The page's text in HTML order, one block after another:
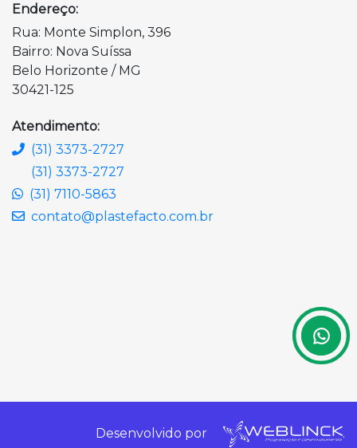
Endereço:
Rua: Monte Simplon, 396
Bairro: Nova Suíssa
Belo Horizonte / MG
30421-125
Atendimento:
(31) 3373-2727
(31) 3373-2727
(31) 7110-5863
contato@plastefacto.com.br
Desenvolvido por .